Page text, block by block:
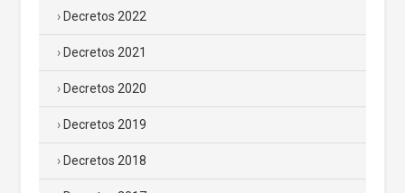
Decretos 2022
Decretos 2021
Decretos 2020
Decretos 2019
Decretos 2018